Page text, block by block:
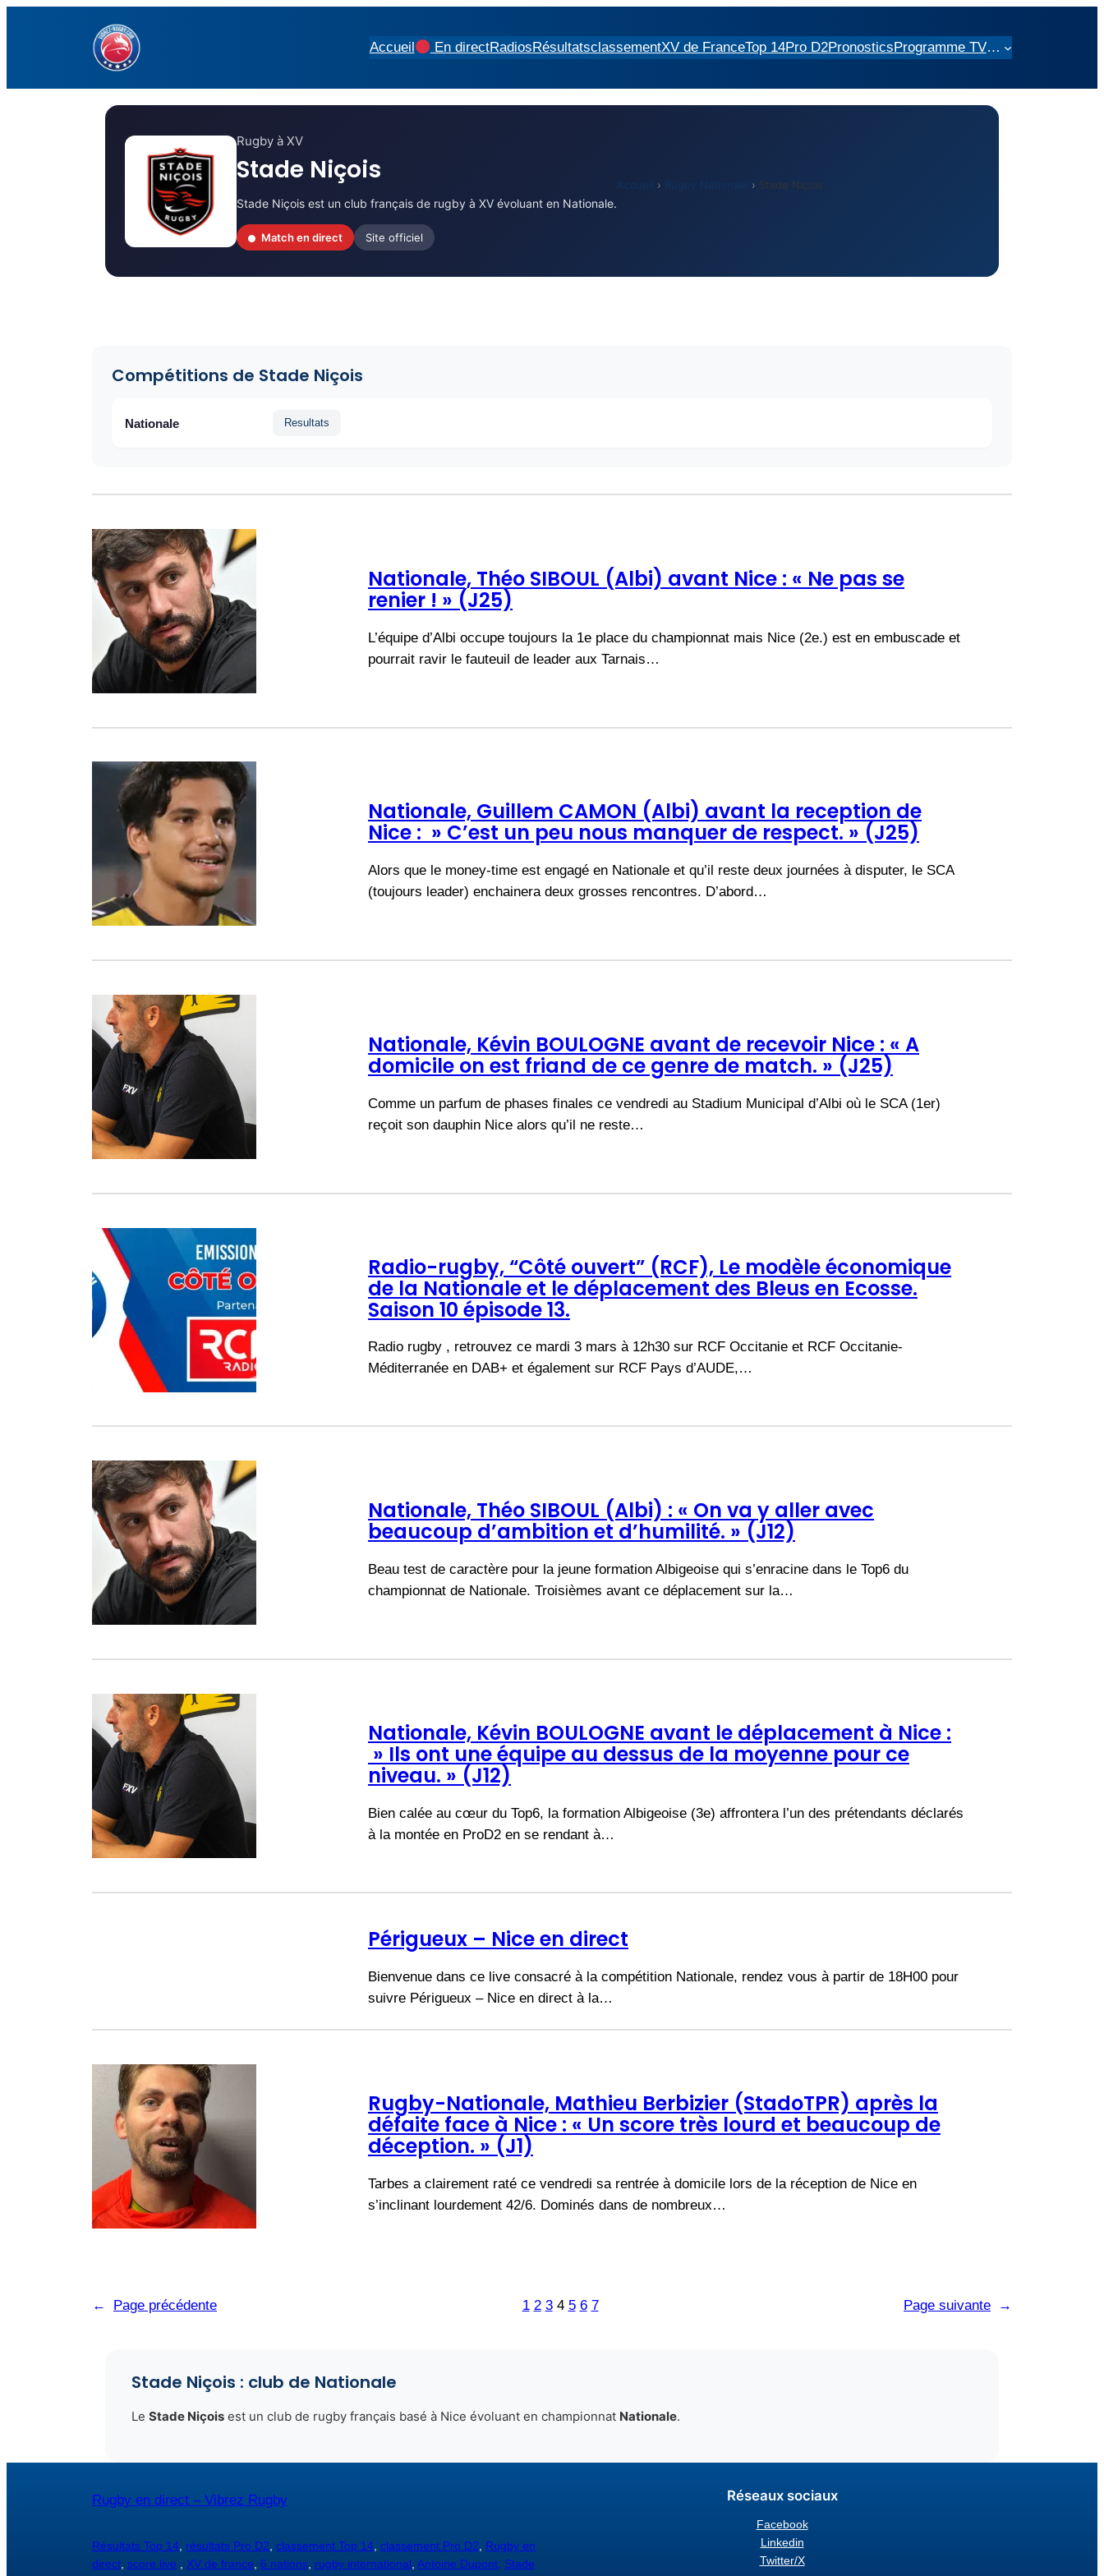
Accueil En directRadiosRésultatsclassementXV de FranceTop 14Pro D2PronosticsProgramme TV…
Rugby à XV
Stade Niçois
Stade Niçois est un club français de rugby à XV évoluant en Nationale.
Match en direct Site officiel
Accueil › Rugby Nationale › Stade Niçois
Compétitions de Stade Niçois
Nationale Resultats
Nationale, Théo SIBOUL (Albi) avant Nice : « Ne pas se
renier ! » (J25)
L’équipe d’Albi occupe toujours la 1e place du championnat mais Nice (2e.) est en embuscade et
pourrait ravir le fauteuil de leader aux Tarnais…
Nationale, Guillem CAMON (Albi) avant la reception de
Nice : » C’est un peu nous manquer de respect. » (J25)
Alors que le money-time est engagé en Nationale et qu’il reste deux journées à disputer, le SCA
(toujours leader) enchainera deux grosses rencontres. D’abord…
Nationale, Kévin BOULOGNE avant de recevoir Nice : « A
domicile on est friand de ce genre de match. » (J25)
Comme un parfum de phases finales ce vendredi au Stadium Municipal d’Albi où le SCA (1er)
reçoit son dauphin Nice alors qu’il ne reste…
Radio-rugby, “Côté ouvert” (RCF), Le modèle économique
de la Nationale et le déplacement des Bleus en Ecosse.
Saison 10 épisode 13.
Radio rugby , retrouvez ce mardi 3 mars à 12h30 sur RCF Occitanie et RCF Occitanie-
Méditerranée en DAB+ et également sur RCF Pays d’AUDE,…
Nationale, Théo SIBOUL (Albi) : « On va y aller avec
beaucoup d’ambition et d’humilité. » (J12)
Beau test de caractère pour la jeune formation Albigeoise qui s’enracine dans le Top6 du
championnat de Nationale. Troisièmes avant ce déplacement sur la…
Nationale, Kévin BOULOGNE avant le déplacement à Nice :
» Ils ont une équipe au dessus de la moyenne pour ce
niveau. » (J12)
Bien calée au cœur du Top6, la formation Albigeoise (3e) affrontera l’un des prétendants déclarés
à la montée en ProD2 en se rendant à…
Périgueux – Nice en direct
Bienvenue dans ce live consacré à la compétition Nationale, rendez vous à partir de 18H00 pour
suivre Périgueux – Nice en direct à la…
Rugby-Nationale, Mathieu Berbizier (StadoTPR) après la
défaite face à Nice : « Un score très lourd et beaucoup de
déception. » (J1)
Tarbes a clairement raté ce vendredi sa rentrée à domicile lors de la réception de Nice en
s’inclinant lourdement 42/6. Dominés dans de nombreux…
← Page précédente 1 2 3 4 5 6 7 Page suivante →
Stade Niçois : club de Nationale
Le Stade Niçois est un club de rugby français basé à Nice évoluant en championnat Nationale.
Rugby en direct – Vibrez Rugby
Résultats Top 14 résultats Pro D2 classement Top 14 classement Pro D2
Rugby en
direct score live XV de france 6 nations rugby international Antoine Dupont, Stade
Réseaux sociaux
Facebook
Linkedin
Twitter/X